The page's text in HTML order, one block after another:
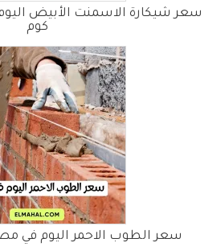
سعر شيكارة الاسمنت الأبيض
كوم
سعر الطوب الاحمر اليوم في